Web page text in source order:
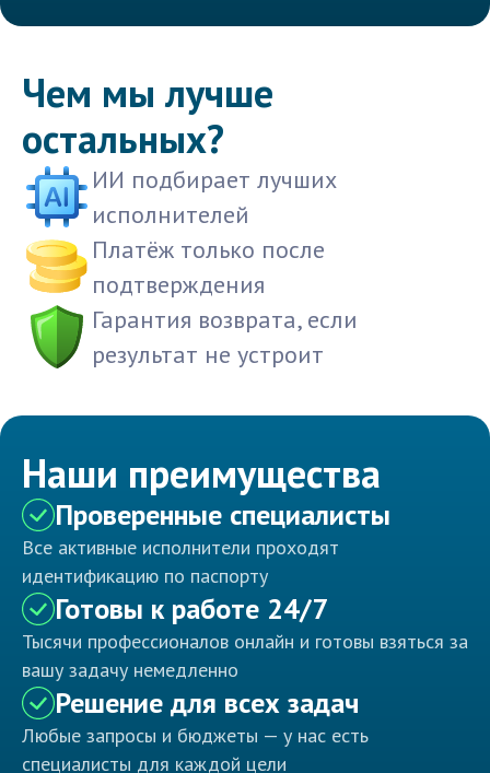
Чем мы лучше
остальных?
ИИ подбирает лучших
исполнителей
Платёж только после
подтверждения
Гарантия возврата, если
результат не устроит
Наши преимущества
Проверенные специалисты
Все активные исполнители проходят
идентификацию по паспорту
Готовы к работе 24/7
Тысячи профессионалов онлайн и готовы взяться за
вашу задачу немедленно
Решение для всех задач
Любые запросы и бюджеты — у нас есть
специалисты для каждой цели